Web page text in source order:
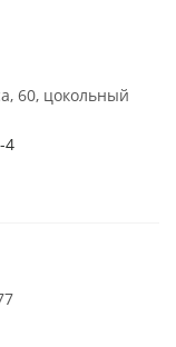
60, цокольный
4